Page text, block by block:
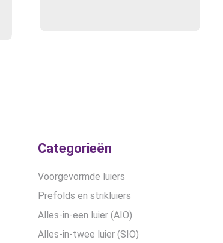
Categorieën
Voorgevormde luiers
Prefolds en strikluiers
Alles-in-een luier (AIO)
Alles-in-twee luier (SIO)